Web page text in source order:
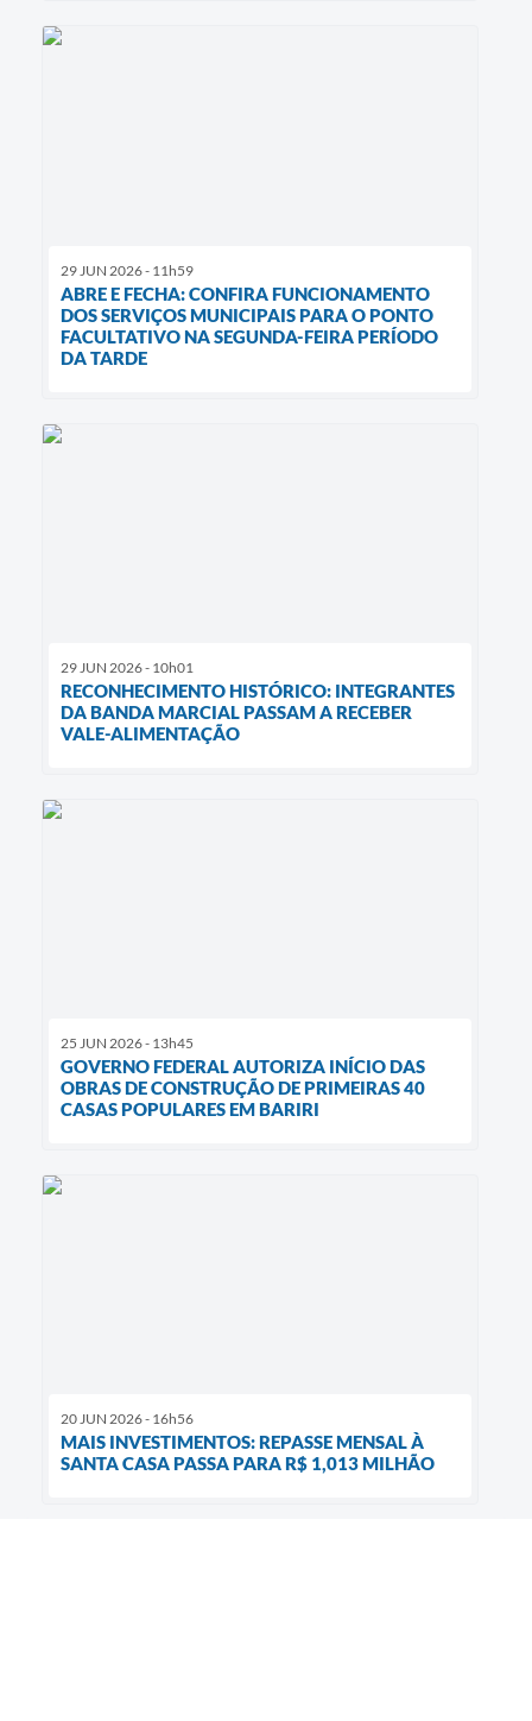
29 JUN 2026 - 11h59
ABRE E FECHA: CONFIRA FUNCIONAMENTO
DOS SERVIÇOS MUNICIPAIS PARA O PONTO
FACULTATIVO NA SEGUNDA-FEIRA PERÍODO
DA TARDE
29 JUN 2026 - 10h01
RECONHECIMENTO HISTÓRICO: INTEGRANTES
DA BANDA MARCIAL PASSAM A RECEBER
VALE-ALIMENTAÇÃO
25 JUN 2026 - 13h45
GOVERNO FEDERAL AUTORIZA INÍCIO DAS
OBRAS DE CONSTRUÇÃO DE PRIMEIRAS 40
CASAS POPULARES EM BARIRI
20 JUN 2026 - 16h56
MAIS INVESTIMENTOS: REPASSE MENSAL À
SANTA CASA PASSA PARA R$ 1,013 MILHÃO